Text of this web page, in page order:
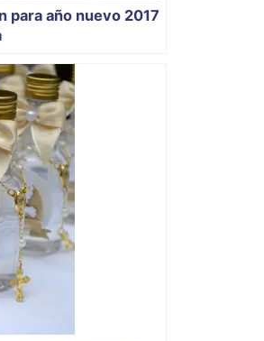
para año nuevo 2017